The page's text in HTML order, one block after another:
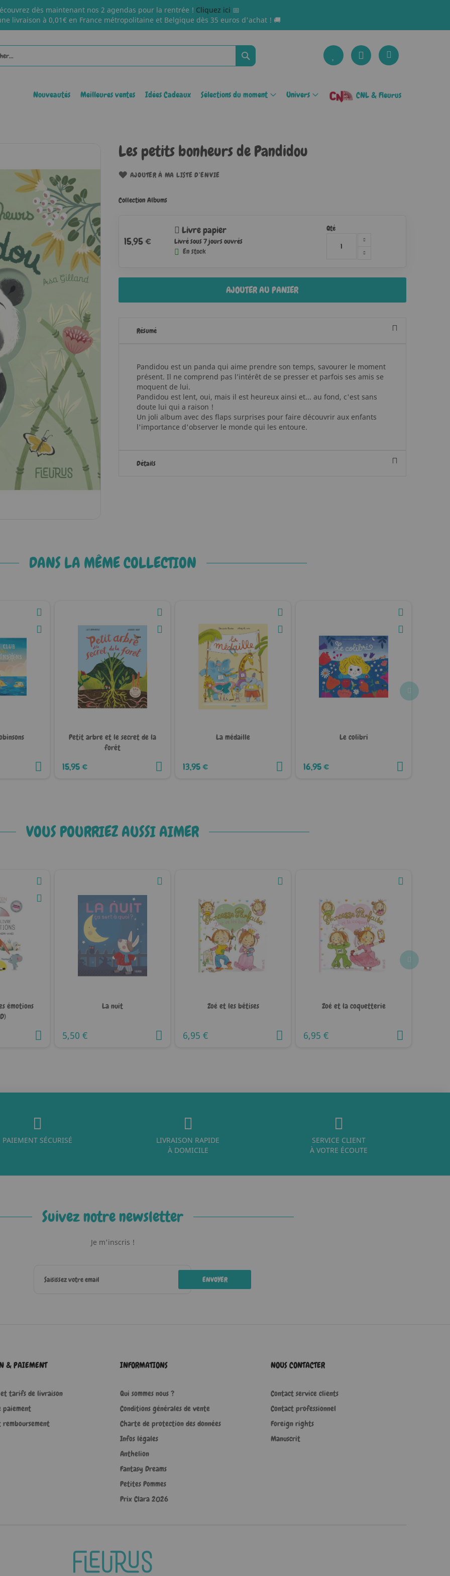
dès maintenant nos 2 agendas pour la rentrée ! Cliquez ici 📅
livraison à 0,01€ en France métropolitaine et Belgique dès 35 euros d'achat ! 🚚
Rechercher
Nouveautés Meilleures ventes Idées Cadeaux Sélections du moment Univers CNL & Fleurus
Les petits bonheurs de Pandidou
AJOUTER À MA LISTE D’ENVIE
Collection Albums
15,95 €
Livre papier
Livré sous 7 jours ouvrés
En stock
Qté
AJOUTER AU PANIER
Résumé
Pandidou est un panda qui aime prendre son temps, savourer le moment
présent. Il ne comprend pas l’intérêt de se presser et parfois ses amis se
moquent de lui.
Pandidou est lent, oui, mais il est heureux ainsi et... au fond, c'est sans
doute lui qui a raison !
Un joli album avec des flaps surprises pour faire découvrir aux enfants
l'importance d'observer le monde qui les entoure.
Détails
DANS LA MÊME COLLECTION
Petit arbre et le secret de la
forêt
15,95 €
La médaille
13,95 €
Le colibri
16,95 €
VOUS POURRIEZ AUSSI AIMER
émotions
La nuit
5,50 €
Zoé et les bêtises
6,95 €
Zoé et la coquetterie
6,95 €
PAIEMENT SÉCURISÉ
LIVRAISON RAPIDE
À DOMICILE
SERVICE CLIENT
À VOTRE ÉCOUTE
Suivez notre newsletter
Je m'inscris !
ENVOYER
& PAIEMENT
et tarifs de livraison
paiement
remboursement
INFORMATIONS
Qui sommes nous ?
Conditions générales de vente
Charte de protection des données
Infos légales
Anthelion
Fantasy Dreams
Petites Pommes
Prix Clara 2026
NOUS CONTACTER
Contact service clients
Contact professionnel
Foreign rights
Manuscrit